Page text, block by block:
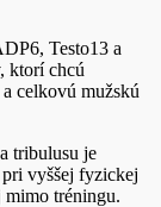
Testo13 a
ktorí chcú
celkovú mužskú
tribulusu je
vyššej fyzickej
tréningu.